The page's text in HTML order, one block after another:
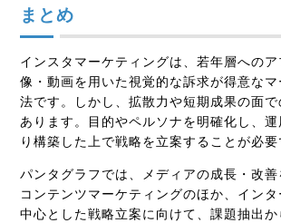
まとめ
インスタマーケティングは、若年層への
像・動画を用いた視覚的な訴求が得意な
法です。しかし、拡散力や短期成果の面で
あります。目的やペルソナを明確化し、
り構築した上で戦略を立案することが必要
パンタグラフでは、メディアの成長・改
コンテンツマーケティングのほか、イン
中心とした戦略立案に向けて、課題抽出